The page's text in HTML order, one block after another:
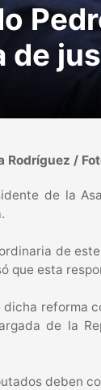
de
Rodríguez /
de la
de
que esta
dicha reforma
de la
deben